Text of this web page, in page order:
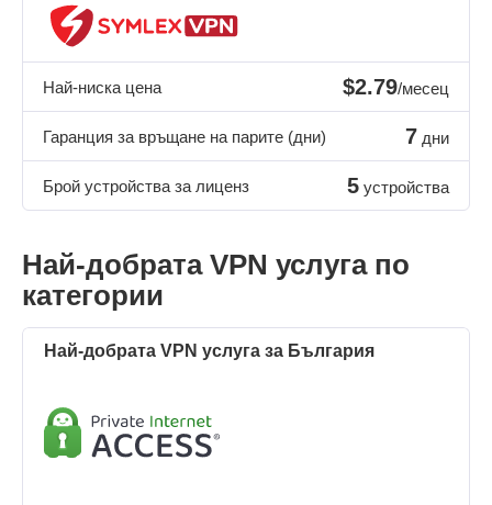
Най-ниска цена $2.79/месец
Гаранция за връщане на парите (дни) 7 дни
Брой устройства за лиценз 5 устройства
Най-добрата VPN услуга по
категории
Най-добрата VPN услуга за България